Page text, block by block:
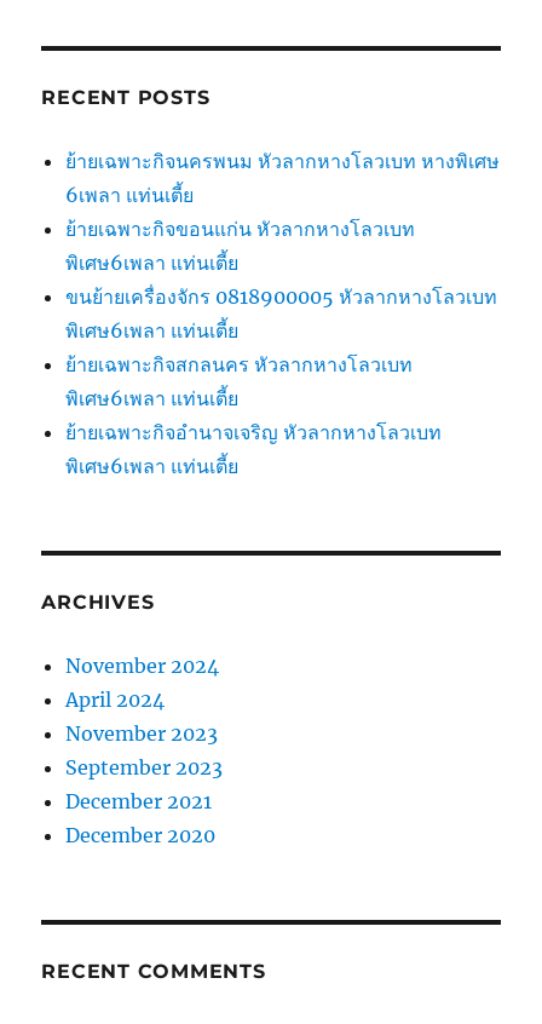
RECENT POSTS
ย้ายเฉพาะกิจนครพนม หัวลากหางโลวเบท หางพิเศษ
6เพลา แท่นเตี้ย
ย้ายเฉพาะกิจขอนแก่น หัวลากหางโลวเบท
พิเศษ6เพลา แท่นเตี้ย
ขนย้ายเครื่องจักร 0818900005 หัวลากหางโลวเบท
พิเศษ6เพลา แท่นเตี้ย
ย้ายเฉพาะกิจสกลนคร หัวลากหางโลวเบท
พิเศษ6เพลา แท่นเตี้ย
ย้ายเฉพาะกิจอำนาจเจริญ หัวลากหางโลวเบท
พิเศษ6เพลา แท่นเตี้ย
ARCHIVES
November 2024
April 2024
November 2023
September 2023
December 2021
December 2020
RECENT COMMENTS